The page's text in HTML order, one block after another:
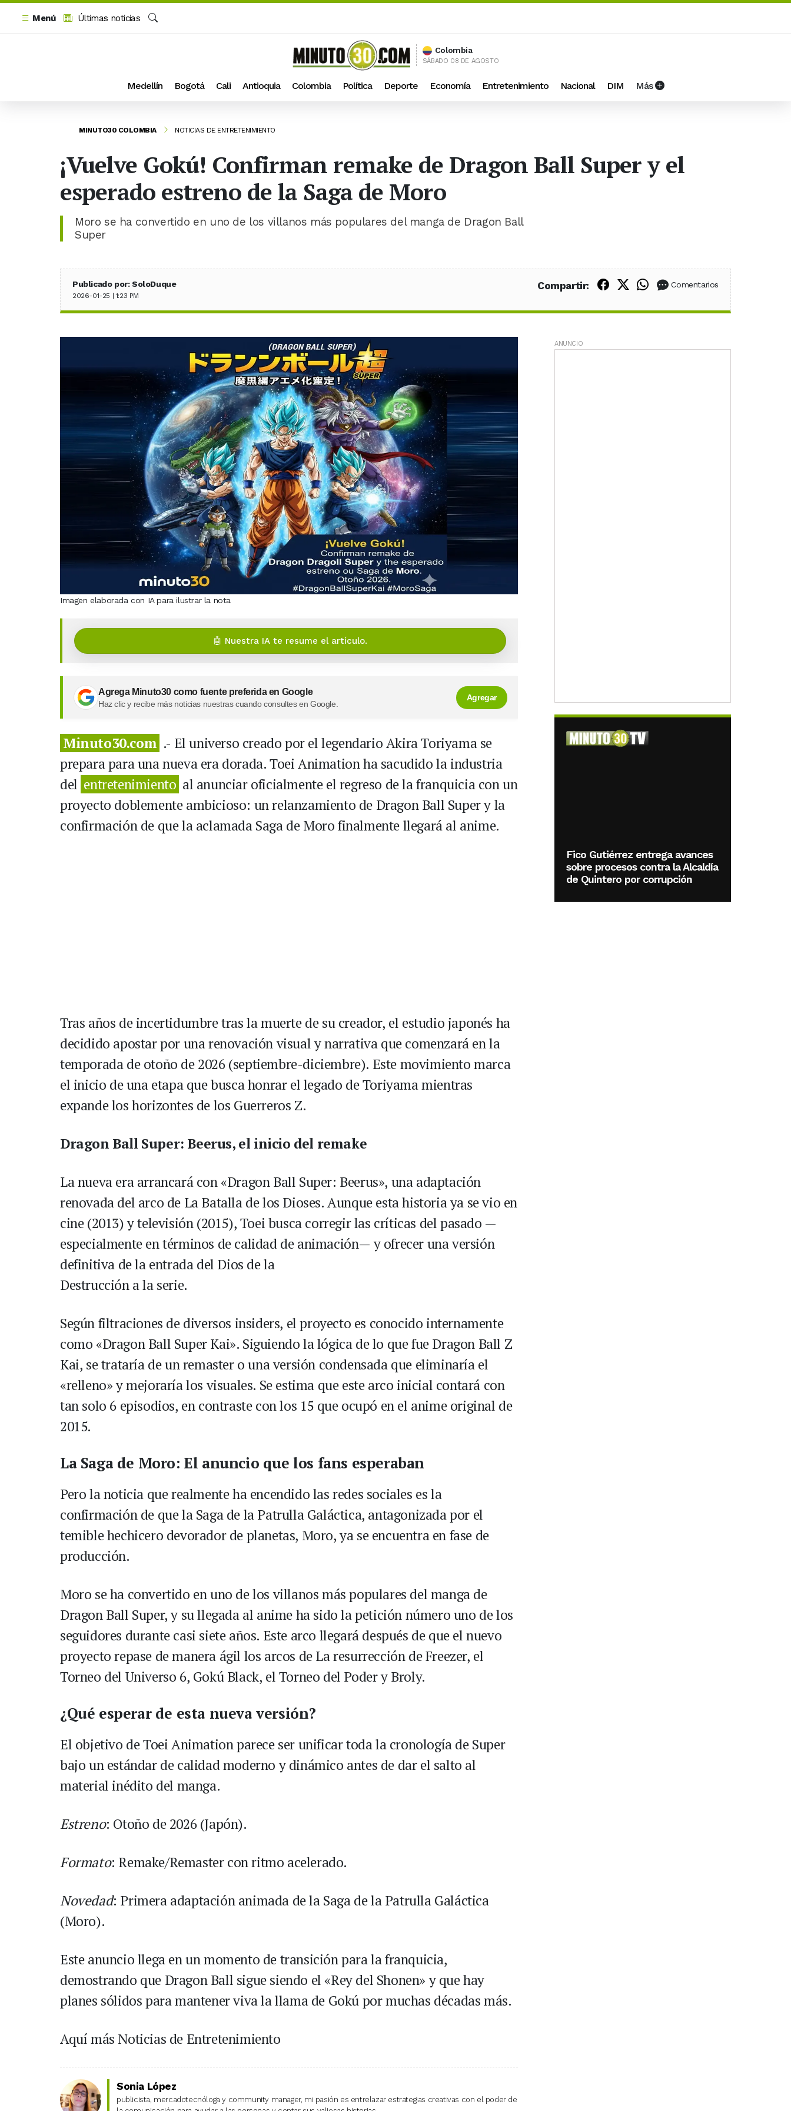
Menú
Últimas noticias
Buscar
Colombia
SÁBADO 08 DE AGOSTO
Medellín Bogotá Cali Antioquia Colombia Política Deporte Economía Entretenimiento Nacional DIM Más
MINUTO30 COLOMBIA NOTICIAS DE ENTRETENIMIENTO
¡Vuelve Gokú! Confirman remake de Dragon Ball Super y el
esperado estreno de la Saga de Moro
Moro se ha convertido en uno de los villanos más populares del manga de Dragon Ball
Super
Publicado por: SoloDuque
2026-01-25 | 1:23 PM
Compartir: Compartir en Facebook
Compartir en X (Twitter)
Compartir en WhatsApp
Comentarios
Imagen elaborada con IA para ilustrar la nota
🤖 Nuestra IA te resume el artículo.
Agrega Minuto30 como fuente preferida en Google
Haz clic y recibe más noticias nuestras cuando consultes en Google.
Agregar
Minuto30.com .- El universo creado por el legendario Akira Toriyama se
prepara para una nueva era dorada. Toei Animation ha sacudido la industria
del entretenimiento al anunciar oficialmente el regreso de la franquicia con un
proyecto doblemente ambicioso: un relanzamiento de Dragon Ball Super y la
confirmación de que la aclamada Saga de Moro finalmente llegará al anime.
Tras años de incertidumbre tras la muerte de su creador, el estudio japonés ha
decidido apostar por una renovación visual y narrativa que comenzará en la
temporada de otoño de 2026 (septiembre-diciembre). Este movimiento marca
el inicio de una etapa que busca honrar el legado de Toriyama mientras
expande los horizontes de los Guerreros Z.
Dragon Ball Super: Beerus, el inicio del remake
La nueva era arrancará con «Dragon Ball Super: Beerus», una adaptación
renovada del arco de La Batalla de los Dioses. Aunque esta historia ya se vio en
cine (2013) y televisión (2015), Toei busca corregir las críticas del pasado —
especialmente en términos de calidad de animación— y ofrecer una versión
definitiva de la entrada del Dios de la
Destrucción a la serie.
Según filtraciones de diversos insiders, el proyecto es conocido internamente
como «Dragon Ball Super Kai». Siguiendo la lógica de lo que fue Dragon Ball Z
Kai, se trataría de un remaster o una versión condensada que eliminaría el
«relleno» y mejoraría los visuales. Se estima que este arco inicial contará con
tan solo 6 episodios, en contraste con los 15 que ocupó en el anime original de
2015.
La Saga de Moro: El anuncio que los fans esperaban
Pero la noticia que realmente ha encendido las redes sociales es la
confirmación de que la Saga de la Patrulla Galáctica, antagonizada por el
temible hechicero devorador de planetas, Moro, ya se encuentra en fase de
producción.
Moro se ha convertido en uno de los villanos más populares del manga de
Dragon Ball Super, y su llegada al anime ha sido la petición número uno de los
seguidores durante casi siete años. Este arco llegará después de que el nuevo
proyecto repase de manera ágil los arcos de La resurrección de Freezer, el
Torneo del Universo 6, Gokú Black, el Torneo del Poder y Broly.
¿Qué esperar de esta nueva versión?
El objetivo de Toei Animation parece ser unificar toda la cronología de Super
bajo un estándar de calidad moderno y dinámico antes de dar el salto al
material inédito del manga.
Estreno: Otoño de 2026 (Japón).
Formato: Remake/Remaster con ritmo acelerado.
Novedad: Primera adaptación animada de la Saga de la Patrulla Galáctica
(Moro).
Este anuncio llega en un momento de transición para la franquicia,
demostrando que Dragon Ball sigue siendo el «Rey del Shonen» y que hay
planes sólidos para mantener viva la llama de Gokú por muchas décadas más.
Aquí más Noticias de Entretenimiento
Sonia López
publicista, mercadotecnóloga y community manager, mi pasión es entrelazar estrategias creativas con el poder de
ANUNCIO
Fico Gutiérrez entrega avances
sobre procesos contra la Alcaldía
de Quintero por corrupción